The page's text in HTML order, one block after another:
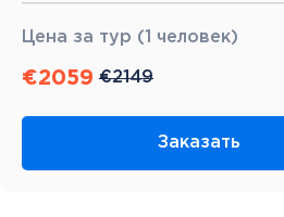
Цена за тур (1 человек)
€2059 €2149
Заказать